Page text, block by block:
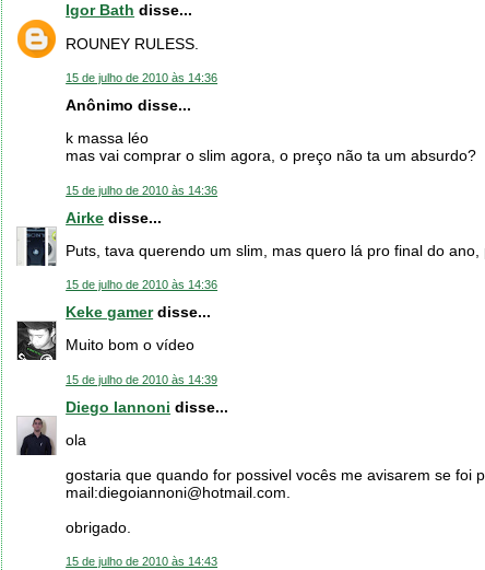
Igor Bath disse...
ROUNEY RULESS.
15 de julho de 2010 às 14:36
Anônimo disse...
k massa léo
mas vai comprar o slim agora, o preço não ta um absurdo?
15 de julho de 2010 às 14:36
Airke disse...
Puts, tava querendo um slim, mas quero lá pro final do
15 de julho de 2010 às 14:36
Keke gamerdisse...
Muito bom o vídeo
15 de julho de 2010 às 14:39
Diego Iannoni disse...
ola
gostaria que quando for possivel vocês me avisarem se foi
mail:diegoiannoni@hotmail.com.
obrigado.
15 de julho de 2010 às 14:43